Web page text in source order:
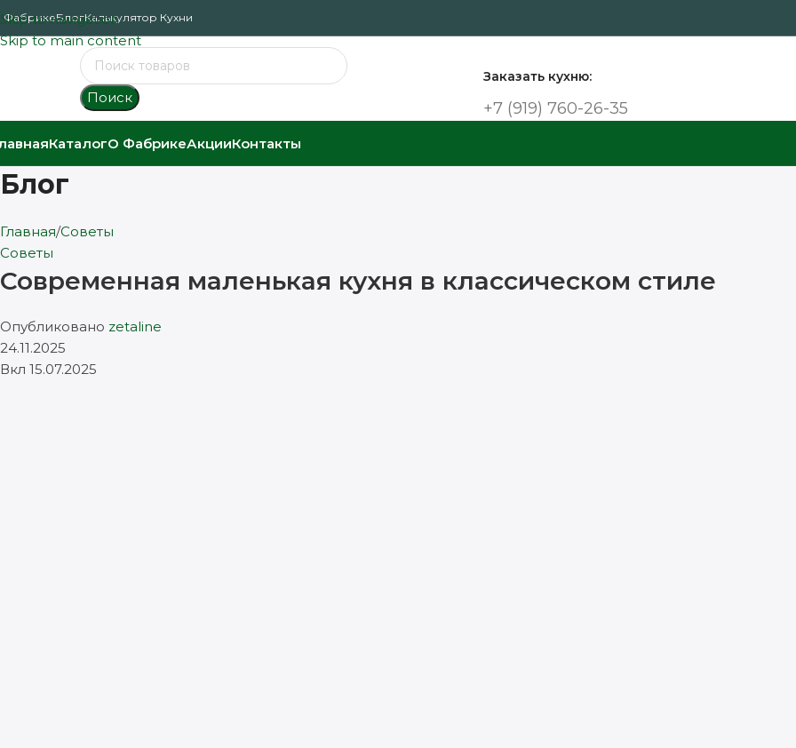
Skip to navigation
Skip to main content
ФабрикеБлогКалькулятор Кухни
Поиск
Заказать кухню:
+7 (919) 760-26-35
КаталогО ФабрикеАкцииКонтакты
Блог
Главная Советы
Советы
Современная маленькая кухня в классическом стиле
Опубликовано zetaline
24.11.2025
Вкл 15.07.2025